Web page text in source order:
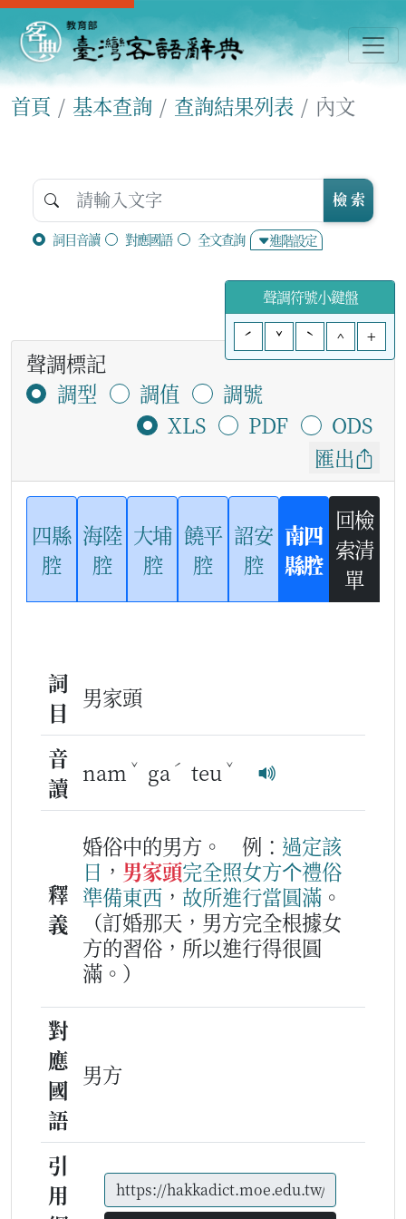
首頁 基本查詢 查詢結果列表 內文
詞目音讀 對應國語 全文查詢 進階設定
檢 索
聲調符號小鍵盤
ˊ
ˇ ˋ ^ +
聲調標記
調型
調值
調號
XLS
PDF
ODS
匯出
四縣
腔
海陸
腔
大埔
腔
饒平
腔
詔安
腔
南四
縣腔
回檢
索清
單
詞
目
男家頭
音
讀
nam ˇ ga ˊ teu ˇ
釋
義
婚俗中的男方。 例： 過定該
日 ， 男家頭完全照女方个禮俗
準備東西 ， 故所進行當圓滿 。
（訂婚那天，男方完全根據女
方的習俗，所以進行得很圓
滿。）
對
應
國
語
男方
引
用